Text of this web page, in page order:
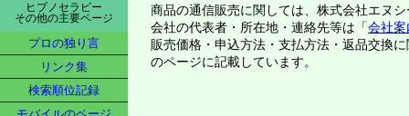
ヒプノセラピー
その他の主要ページ
プロの独り言
リンク集
検索順位記録
商品の通信販売に関しては、株式会社エヌ
会社の代表者・所在地・連絡先等は「会社案
販売価格・申込方法・支払方法・返品交換
のページに記載しています。